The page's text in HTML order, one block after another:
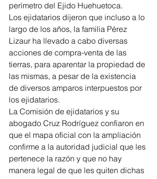
perímetro del Ejido Huehuetoca.
Los ejidatarios dijeron que incluso a lo
largo de los años, la familia Pérez
Lizaur ha llevado a cabo diversas
acciones de compra-venta de las
tierras, para aparentar la propiedad de
las mismas, a pesar de la existencia
de diversos amparos interpuestos por
los ejidatarios.
La Comisión de ejidatarios y su
abogado Cruz Rodríguez confiaron en
que el mapa oficial con la ampliación
confirme a la autoridad judicial que les
pertenece la razón y que no hay
manera legal de que les quiten dichas